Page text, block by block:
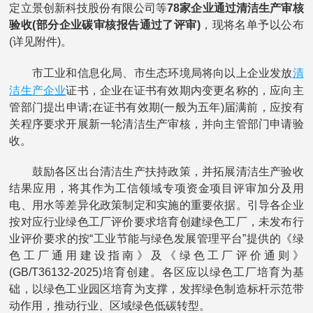
定立景创新科技股份有限公司等78家企业通过清洁生产审核
验收(部分企业碳审核报告通过了评审)，现将名单予以公布
(详见附件)。
市工业和信息化局、市生态环境局将向以上企业发放清
洁生产企业证书，企业在证书有效期内变更名称的，应向主
管部门提出申请;在证书有效期(一般为五年)届满前，应按有
关程序要求开展新一轮清洁生产审核，并向主管部门申请验
收。
鼓励各区出台清洁生产扶持政策，并拓展清洁生产验收
结果应用，将其作为工信领域专项资金项目评审加分及用
电、用水等差异化政策制定和实施的重要依据。引导各企业
按对应行业绿色工厂评价要求培育创建绿色工厂，未发布行
业评价要求的按“工业节能与绿色发展管理平台”提供的《绿
色工厂通用建设指南》及《绿色工厂评价通则》
(GB/T36132-2025)培育创建。各区应以绿色工厂培育为基
础，以绿色工业园区培育为支撑，发挥绿色制造标杆示范带
动作用，推动行业、区域绿色低碳转型。